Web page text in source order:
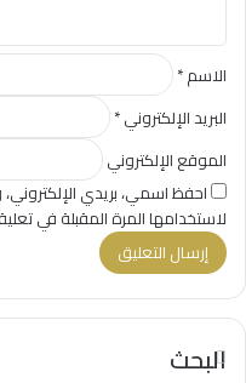
الاسم*
البريد الإلكتروني*
الموقع الإلكتروني
احفظ اسمي، بريدي
لاستخدامها المرة المقبلة في
البحث